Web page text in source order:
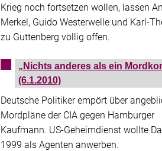
Krieg noch fortsetzen wollen, lassen
Merkel, Guido Westerwelle und Karl-
zu Guttenberg völlig offen.
„Nichts anderes als ein
(6.1.2010)
Deutsche Politiker empört über
Mordpläne der CIA gegen Hamburger
Kaufmann. US-Geheimdienst wollte
1999 als Agenten anwerben.